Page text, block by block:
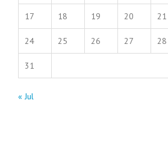
17 18 19 20 21
24 25 26 27 28
31
« Jul